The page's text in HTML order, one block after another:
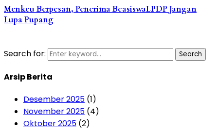
Menkeu Berpesan, Penerima BeasiswaLPDP Jangan
Lupa Pupang
Search for: Search
Arsip Berita
Desember 2025 (1)
November 2025 (4)
Oktober 2025 (2)